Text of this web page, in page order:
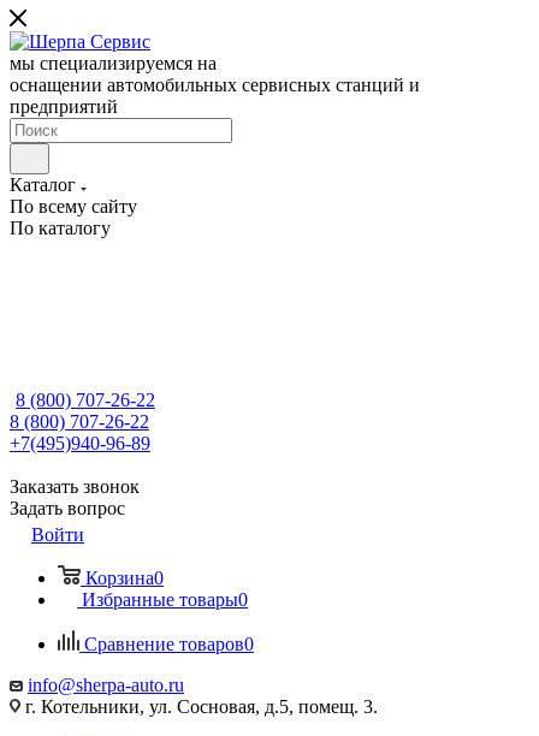
мы специализируемся на
оснащении автомобильных сервисных станций и
предприятий
Каталог
По всему сайту
По каталогу
8 (800) 707-26-22
8 (800) 707-26-22
+7(495)940-96-89
Заказать звонок
Задать вопрос
Войти
Корзина0
Избранные товары0
Сравнение товаров0
info@sherpa-auto.ru
г. Котельники, ул. Сосновая, д.5, помещ. 3.